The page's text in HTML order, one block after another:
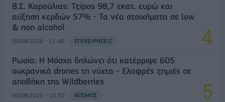
Β.Σ. Καρούλιας: Τζίρος 98,7 εκατ. ευρώ και
αύξηση κερδών 57% - Τα νέα στοιχήματα σε low
& non alcohol
06/08/2026 - 11:48 ΕΠΙΧΕΙΡΗΣΕΙΣ
Ρωσία: Η Μόσχα δηλώνει ότι κατέρριψε 605
ουκρανικά drones τη νύχτα - Ελαφρές ζημιές σε
αποθήκη της Wildberries
06/08/2026 - 10:30 ΚΟΣΜΟΣ